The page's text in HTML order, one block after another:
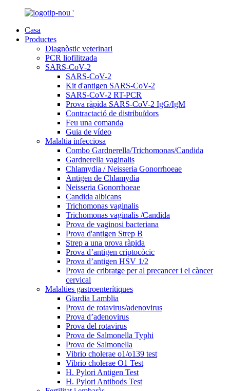
Casa
Productes
Diagnòstic veterinari
PCR liofilitzada
SARS-CoV-2
SARS-CoV-2
Kit d'antigen SARS-CoV-2
SARS-CoV-2 RT-PCR
Prova ràpida SARS-CoV-2 IgG/IgM
Contractació de distribuïdors
Feu una comanda
Guia de vídeo
Malaltia infecciosa
Combo Gardnerella/Trichomonas/Candida
Gardnerella vaginalis
Chlamydia / Neisseria Gonorrhoeae
Antigen de Chlamydia
Neisseria Gonorrhoeae
Candida albicans
Trichomonas vaginalis
Trichomonas vaginalis /Candida
Prova de vaginosi bacteriana
Prova d'antigen Strep B
Strep a una prova ràpida
Prova d’antigen criptocòcic
Prova d’antigen HSV 1/2
Prova de cribratge per al precancer i el càncer
cervical
Malalties gastroenterítiques
Giardia Lamblia
Prova de rotavirus/adenovirus
Prova d’adenovirus
Prova del rotavirus
Prova de Salmonella Typhi
Prova de Salmonella
Vibrio cholerae o1/o139 test
Vibrio cholerae O1 Test
H. Pylori Antigen Test
H. Pylori Antibods Test